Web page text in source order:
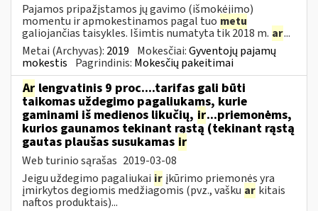
Pajamos pripažįstamos jų gavimo (išmokėjimo)
momentu ir apmokestinamos pagal tuo metu
galiojančias taisykles. Išimtis numatyta tik 2018 m. ar...
Metai (Archyvas): 2019 Mokesčiai:Gyventojų pajamų
mokestis Pagrindinis: Mokesčių pakeitimai
Ar lengvatinis 9 proc....tarifas gali būti
taikomas uždegimo pagaliukams, kurie
gaminami iš medienos likučių, ir...priemonėms,
kurios gaunamos tekinant rąstą (tekinant rąstą
gautas plaušas susukamas ir
Web turinio sąrašas 2019-03-08
Jeigu uždegimo pagaliukai ir įkūrimo priemonės yra
įmirkytos degiomis medžiagomis (pvz., vašku ar kitais
naftos produktais)...